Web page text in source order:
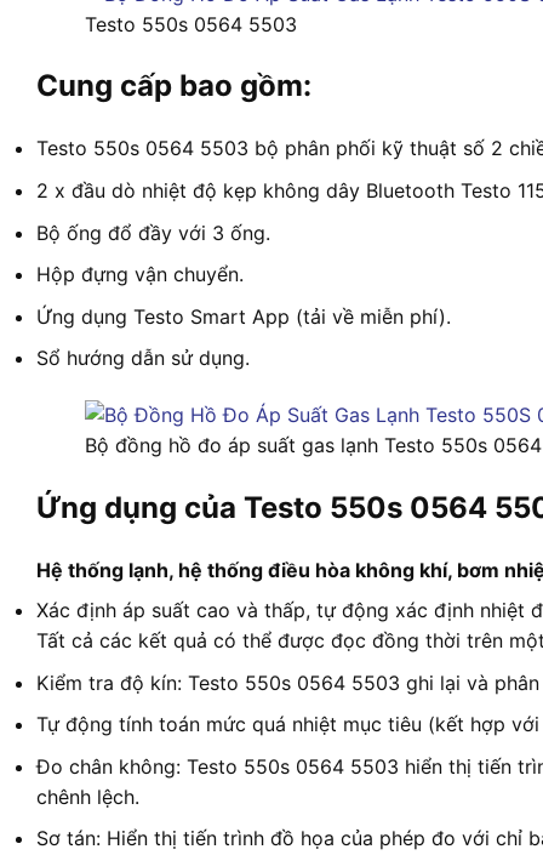
Testo 550s 0564 5503
Cung cấp bao gồm:
Testo 550s 0564 5503 bộ phân phối kỹ thuật số 2
2 x đầu dò nhiệt độ kẹp không dây Bluetooth Testo
Bộ ống đổ đầy với 3 ống.
Hộp đựng vận chuyển.
Ứng dụng Testo Smart App (tải về miễn phí).
Sổ hướng dẫn sử dụng.
Bộ đồng hồ đo áp suất gas lạnh Testo 550s
Ứng dụng của Testo 550s 0564
Hệ thống lạnh, hệ thống điều hòa không khí, bơm
Xác định áp suất cao và thấp, tự động xác định nhiệt
Tất cả các kết quả có thể được đọc đồng thời trên
Kiểm tra độ kín: Testo 550s 0564 5503 ghi lại và
Tự động tính toán mức quá nhiệt mục tiêu (kết hợp
Đo chân không: Testo 550s 0564 5503 hiển thị tiến
chênh lệch.
Sơ tán: Hiển thị tiến trình đồ họa của phép đo với chỉ